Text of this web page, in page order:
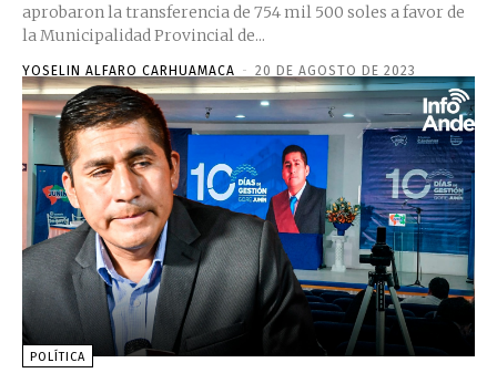
aprobaron la transferencia de 754 mil 500 soles a favor de
la Municipalidad Provincial de...
YOSELIN ALFARO CARHUAMACA - 20 DE AGOSTO DE 2023
POLÍTICA